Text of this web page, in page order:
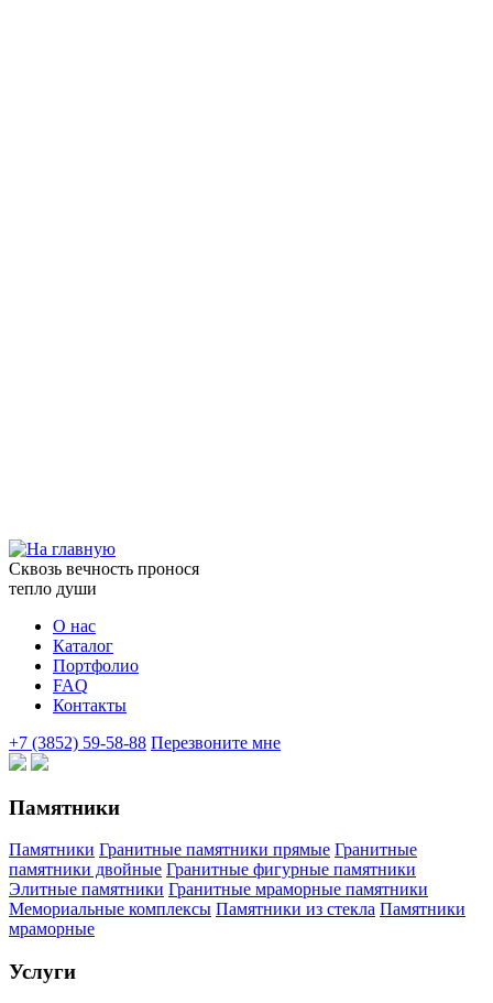
Сквозь вечность пронося
тепло души
О нас
Каталог
Портфолио
FAQ
Контакты
+7 (3852) 59-58-88 Перезвоните мне
Памятники
Памятники Гранитные памятники прямые Гранитные
памятники двойные Гранитные фигурные памятники
Элитные памятники Гранитные мраморные памятники
Мемориальные комплексы Памятники из стекла Памятники
мраморные
Услуги